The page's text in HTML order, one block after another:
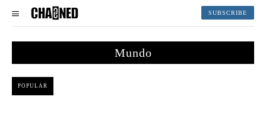
SUBSCRIBE
Mundo
POPULAR